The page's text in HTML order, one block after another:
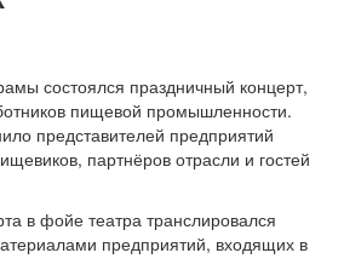
состоялся праздничный концерт,
пищевой промышленности.
представителей предприятий
партнёров отрасли и гостей
в фойе театра транслировался
предприятий, входящих в